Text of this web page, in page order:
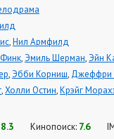
,Нил Армфилд
,Эмиль Шерман,Эйн
,Эбби Корниш, Джеффри
,Холли Остин,Крэйг
8.3 Кинопоиск: 7.6